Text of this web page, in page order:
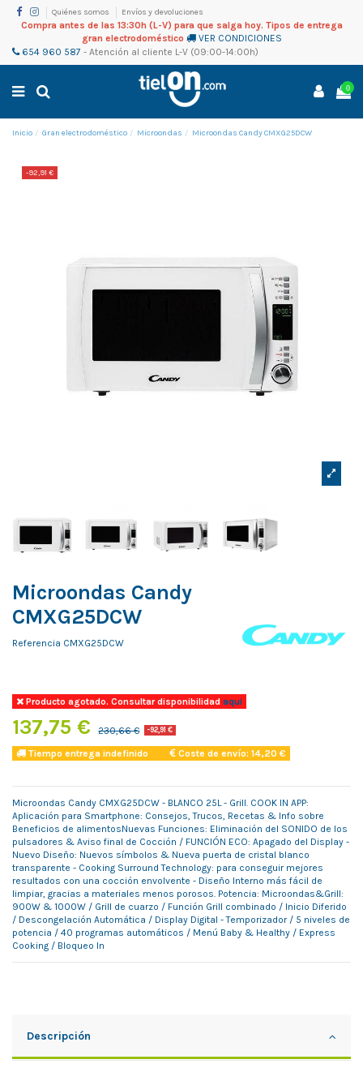
Quiénes somos Envíos y devoluciones
Compra antes de las 13:30h (L-V) para que salga hoy. Tipos de entrega
gran electrodoméstico
VER CONDICIONES
654 960 587 - Atención al cliente L-V (09:00-14:00h)
0
Inicio Gran electrodoméstico Microondas Microondas Candy CMXG25DCW
-92,91 €
Microondas Candy
CMXG25DCW
Referencia CMXG25DCW
Producto agotado. Consultar disponibilidadaqui
137,75 € 230,66 € -92,91 €
Tiempo entrega indefinido Coste de envío: 14,20 €
Microondas Candy CMXG25DCW - BLANCO 25L - Grill. COOK IN APP:
Aplicación para Smartphone: Consejos, Trucos, Recetas & Info sobre
Beneficios de alimentosNuevas Funciones: Eliminación del SONIDO de los
pulsadores & Aviso final de Cocción / FUNCIÓN ECO: Apagado del Display -
Nuevo Diseño: Nuevos símbolos & Nueva puerta de cristal blanco
transparente - Cooking Surround Technology: para conseguir mejores
resultados con una cocción envolvente - Diseño Interno más fácil de
limpiar, gracias a materiales menos porosos. Potencia: Microondas&Grill:
900W & 1000W / Grill de cuarzo / Función Grill combinado / Inicio Diferido
/ Descongelación Automática / Display Digital - Temporizador / 5 niveles de
potencia / 40 programas automáticos / Menú Baby & Healthy / Express
Cooking / Bloqueo In
Descripción